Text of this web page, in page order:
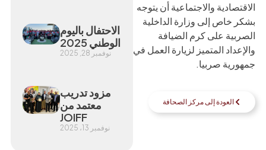
الاحتفال باليوم
الوطني 2025
نوفمبر 28, 2025
مزود تدريب
معتمد من
JOIFF
نوفمبر 13، 2025
الاقتصادية والاجتماعية أن يتوجه
بشكر خاص إلى وزارة الداخلية
الصربية على كرم الضيافة
والإعداد المتميز لزيارة العمل في
جمهورية صربيا.
العودة إلى مركز الصحافة